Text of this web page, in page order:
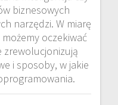
biznesowych
narzędzi. W miarę
oczekiwać
zrewolucjonizują
i sposoby, w jakie